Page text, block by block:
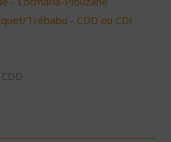
Trébabu - CDD ou CDI